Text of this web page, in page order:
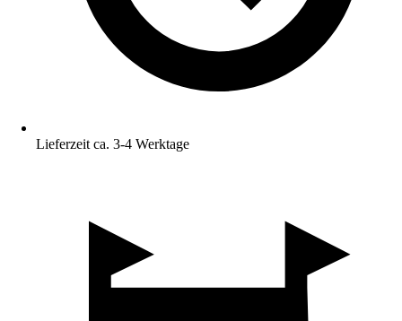
Lieferzeit ca. 3-4 Werktage